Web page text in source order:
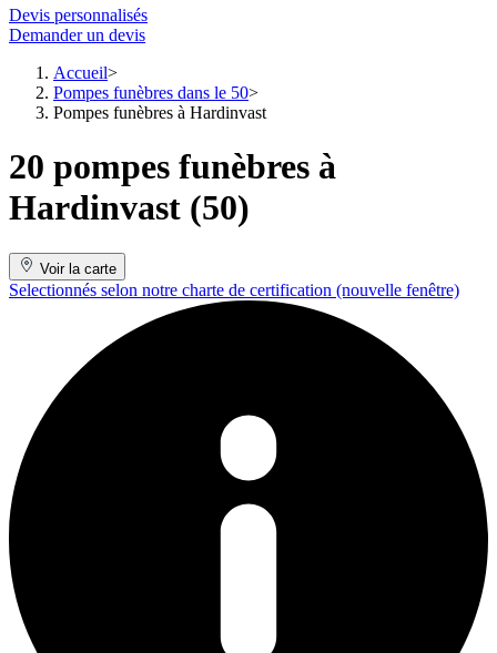
Devis personnalisés
Demander un devis
Accueil
Pompes funèbres dans le 50
Pompes funèbres à Hardinvast
20 pompes funèbres à
Hardinvast (50)
Voir la carte
Selectionnés selon notre charte de certification (nouvelle fenêtre)